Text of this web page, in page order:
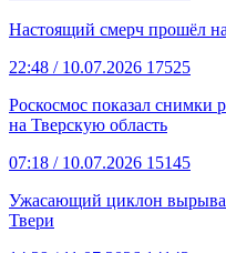
Настоящий смерч прошёл
22:48 / 10.07.2026 17525
Роскосмос показал снимки
на Тверскую область
07:18 / 10.07.2026 15145
Ужасающий циклон
Твери